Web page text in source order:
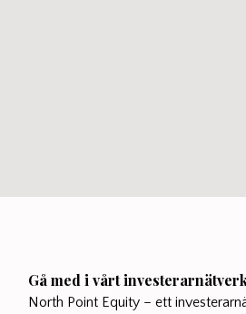
Gå med i vårt
North Point Equity – ett